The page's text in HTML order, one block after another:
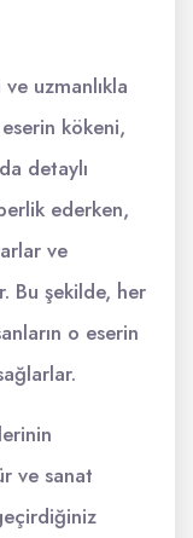
uzmanlıkla
kökeni,
detaylı
ederken,
ve
Bu şekilde, her
o eserin
ve sanat